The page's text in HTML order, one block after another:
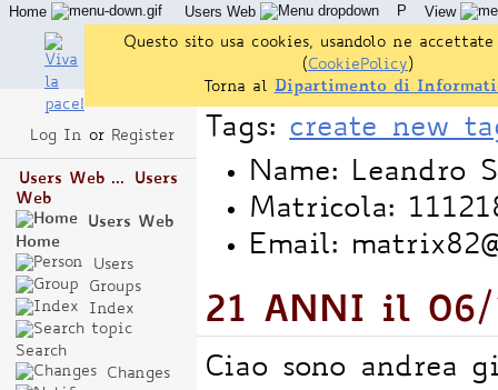
Tags: create new
Name: Leandro
Matricola:
Email:
21 ANNI il 06/
Ciao sono andrea
Log In or Register
Users Web ... Users
Web
Users Web
Home
Users
Groups
Index
Search
Changes
Home Users Web P View
Questo sito usa cookies, usandolo ne accettate
(CookiePolicy )
Torna al
Dipartimento di